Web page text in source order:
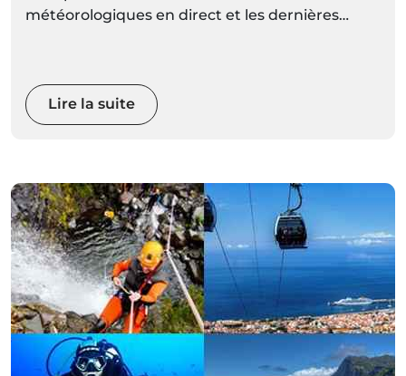
météorologiques en direct et les dernières
Lire la suite